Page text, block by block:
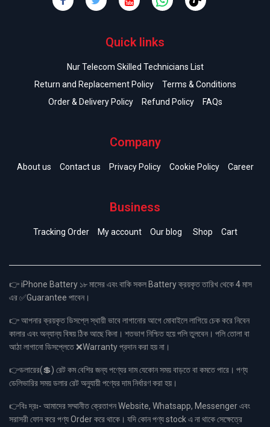
Quick links
Nur Telecom Skilled Technicians List
Return and Replacement Policy
Terms & Conditions
Order & Delivery Policy
Refund Policy FAQs
Company
About us Contact us Privacy Policy Cookie Policy Career
Business
Tracking Order My account Our blog Shop Cart
👉 iPhone Battery ১৮ মাসের এবং বাকি সকল Battery ক্রয়কৃত তারিখ থেকে 4 মাস
এর ✅Guarantee পাবেন।
👉 আপনার ক্রয়কৃত ডিসপ্লে স্থায়ী ভাবে লাগানোর আগে মোবাইলে লাগিয়ে চেক করে নিবেন
কালার এবং অন্যান্য বিষয় ঠিক আছে কিনা। শতভাগ নিশ্চিত হয়ে পলি তুলবেন। পলি তোলা বা
আঠা লাগানো ডিসপ্লেতে ❌Warranty প্রদান করা হয় না।
👉ডলারের(💲) রেট কম বেশির জন্য পণ্যের দাম যেকোন সময় বাড়তে বা কমতে পারে। পণ্য
ডেলিভারির সময় ডলার রেট অনুযায়ী পণ্যের দাম নির্ধারণ করা হয়।
👉বিঃ দ্রঃ- আমাদের সম্মানীত ক্রেতাগন Website, Whatsapp, Messenger এবং
সরাসরী ফোন করে পণ্য Order করে থাকে। যদি কোন পণ্য stock এ না থাকে সেক্ষেত্রে